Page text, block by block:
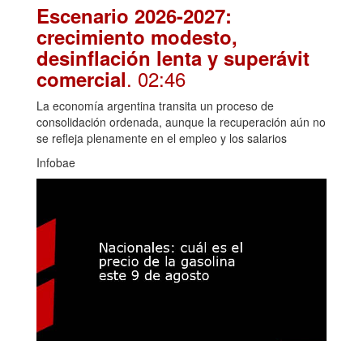
Escenario 2026-2027:
crecimiento modesto,
desinflación lenta y superávit
comercial. 02:46
La economía argentina transita un proceso de
consolidación ordenada, aunque la recuperación aún no
se refleja plenamente en el empleo y los salarios
Infobae